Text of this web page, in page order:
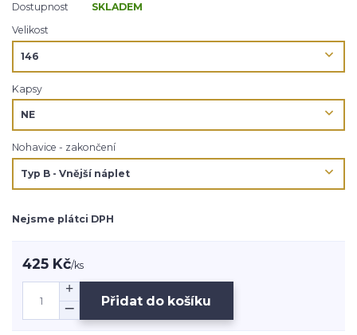
Dostupnost
SKLADEM
Velikost
Kapsy
Nohavice - zakončení
Nejsme plátci DPH
425 Kč/ks
Přidat do košíku